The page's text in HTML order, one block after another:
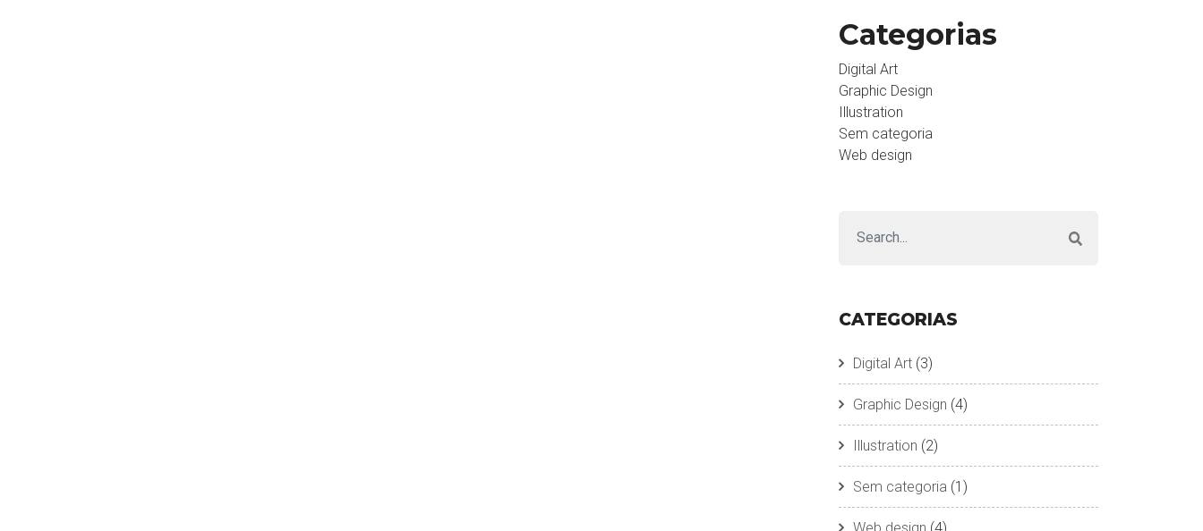
Categorias
Digital Art
Graphic Design
Illustration
Sem categoria
Web design
CATEGORIAS
Digital Art (3)
Graphic Design (4)
Illustration (2)
Sem categoria (1)
Web design (4)